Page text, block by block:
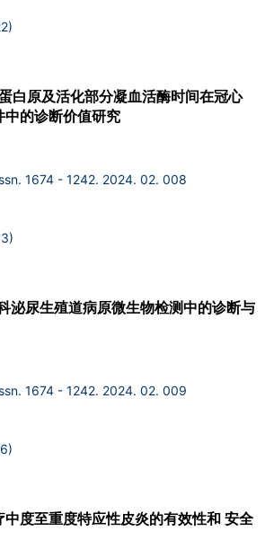
)
白原及活化部分凝血活酶时间在冠心
中的诊断价值研究
1674 - 1242. 2024. 02. 008
)
尿生殖道病原微生物检测中的诊断与
1674 - 1242. 2024. 02. 009
)
中度至重度特应性皮炎的有效性和 安全